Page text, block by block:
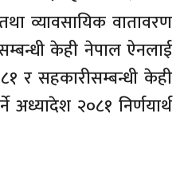
व्यावसायिक वातावरण
केही नेपाल ऐनलाई
र सहकारीसम्बन्धी केही
२०८१ निर्णयार्थ